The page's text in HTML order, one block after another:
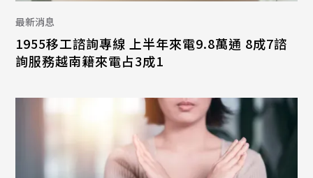
最新消息
1955移工諮詢專線 上半年來電9.8萬通 8成7諮
詢服務越南籍來電占3成1